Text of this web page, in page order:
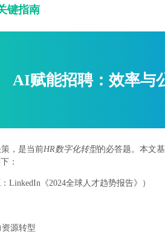
键指南
AI赋能招聘：效率与
，是当前HR数字化转型的必答题。本文
：
《2024全球人才趋势报告》）
源转型